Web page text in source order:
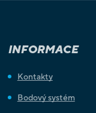
INFORMACE
Kontakty
Bodový systém